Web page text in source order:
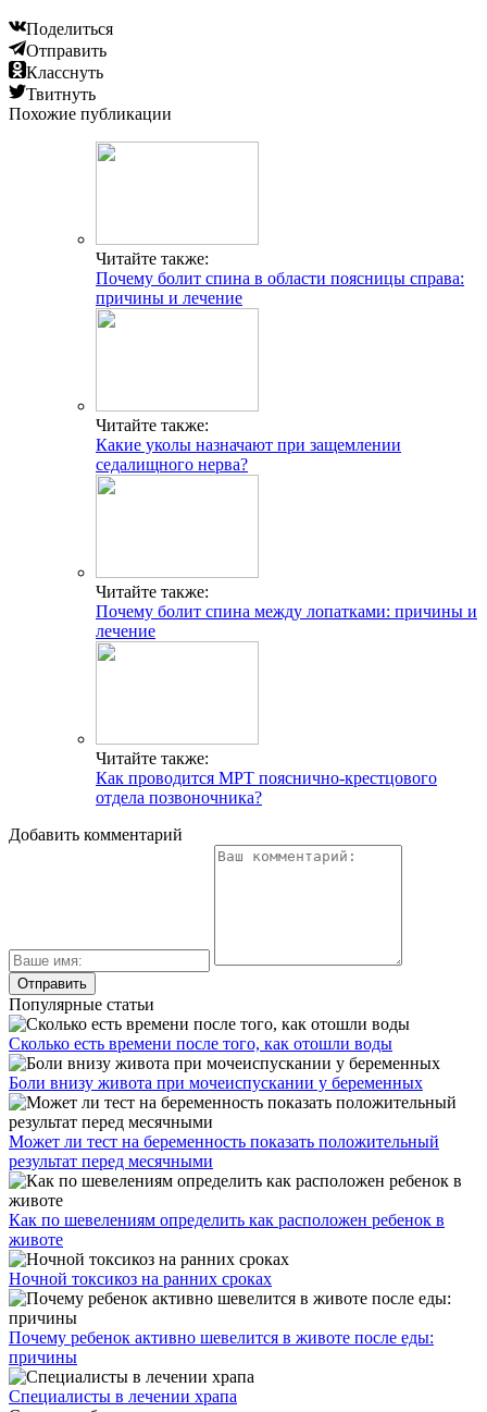
Поделиться
Отправить
Класснуть
Твитнуть
Похожие публикации
Читайте также:
Почему болит спина в области поясницы справа:
причины и лечение
Читайте также:
Какие уколы назначают при защемлении
седалищного нерва?
Читайте также:
Почему болит спина между лопатками: причины и
лечение
Читайте также:
Как проводится МРТ пояснично-крестцового
отдела позвоночника?
Добавить комментарий
Популярные статьи
Сколько есть времени после того, как отошли воды
Боли внизу живота при мочеиспускании у беременных
Может ли тест на беременность показать положительный
результат перед месячными
Как по шевелениям определить как расположен ребенок в
животе
Ночной токсикоз на ранних сроках
Почему ребенок активно шевелится в животе после еды:
причины
Специалисты в лечении храпа